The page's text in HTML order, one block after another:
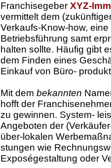
Franchisegeber XYZ-
vermittelt dem
Verkaufs-Know-how,
Betriebsführung samt
halten sollte. Häufig gibt
dem Finden eines
Einkauf von Büro-
Mit dem bekannten
hofft der
zu gewinnen. System-
Angeboten der
über-lokalen
stungen wie
Exposégestaltung oder